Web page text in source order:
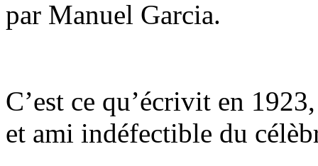
par Manuel Garcia.
C’est ce qu’écrivit en
et ami indéfectible du